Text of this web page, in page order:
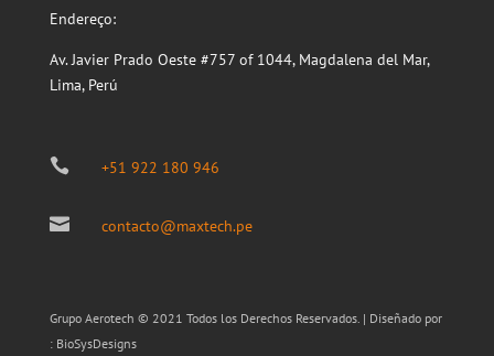
Endereço:
Av. Javier Prado Oeste #757 of 1044, Magdalena del Mar,
Lima, Perú
 +51 922 180 946
 contacto@maxtech.pe
Grupo Aerotech © 2021 Todos los Derechos Reservados. | Diseñado por
: BioSysDesigns